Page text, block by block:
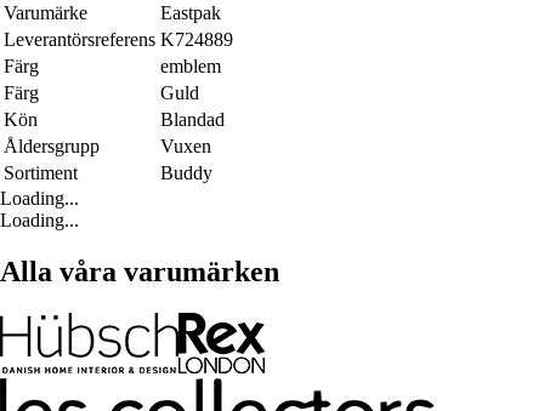
Varumärke
Eastpak
Leverantörsreferens K724889
Färg
emblem
Färg
Guld
Kön
Blandad
Åldersgrupp
Vuxen
Sortiment
Buddy
Loading...
Loading...
Alla våra varumärken